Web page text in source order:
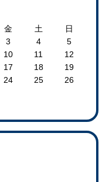
金 土
日
3 4
5
10 11
12
17 18
19
24 25
26